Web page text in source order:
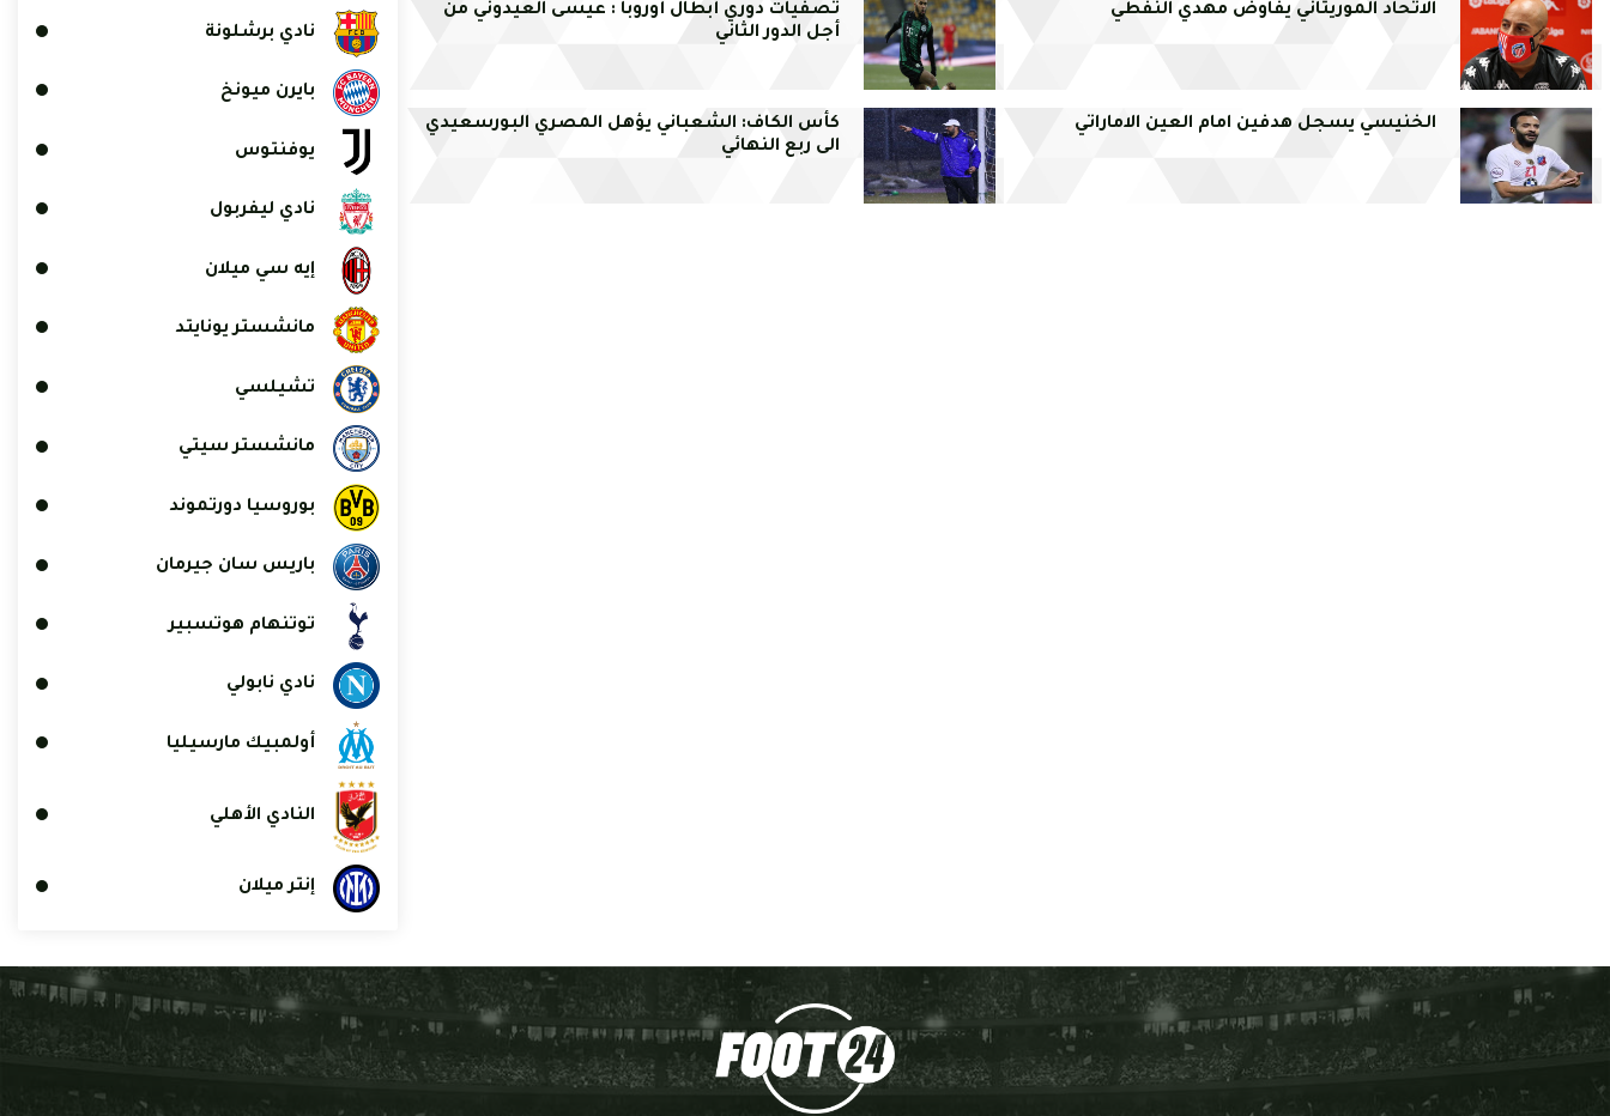
الاتحاد الموريتاني يفاوض مهدي النفطي
تصفيات دوري أبطال أوروبا : عيسى العيدوني من
أجل الدور الثاني
الخنيسي يسجل هدفين امام العين الاماراتي
كأس الكاف: الشعباني يؤهل المصري البورسعيدي
الى ربع النهائي
نادي برشلونة
بايرن ميونخ
يوفنتوس
نادي ليفربول
إيه سي ميلان
مانشستر يونايتد
تشيلسي
مانشستر سيتي
بوروسيا دورتموند
باريس سان جيرمان
توتنهام هوتسبير
نادي نابولي
أولمبيك مارسيليا
النادي الأهلي
إنتر ميلان